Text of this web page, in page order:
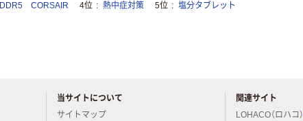
DDR5 CORSAIR 4位 熱中症対策 5位 塩分タブレット
当サイトについて
サイトマップ
関連サイト
LOHACO（ロハコ）